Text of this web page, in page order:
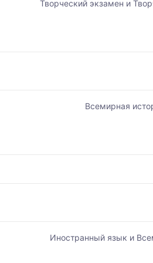
Творческий экзамен и
Всемирная
Иностранный язык и